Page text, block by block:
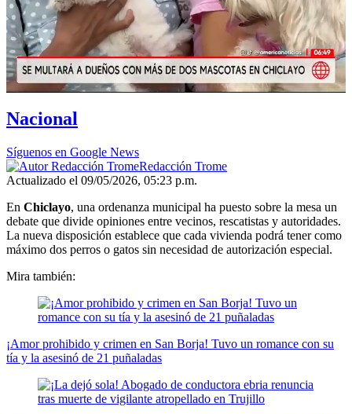
Nacional
Síguenos en Google News
Redacción Trome
Actualizado el 09/05/2026, 05:23 p.m.
En Chiclayo, una ordenanza municipal ha puesto sobre la mesa un
debate que divide opiniones entre vecinos, rescatistas y autoridades.
La nueva disposición establece que cada vivienda podrá tener como
máximo dos perros o gatos sin necesidad de autorización especial.
Mira también:
¡Amor prohibido y crimen en San Borja! Tuvo un romance con su
tía y la asesinó de 21 puñaladas